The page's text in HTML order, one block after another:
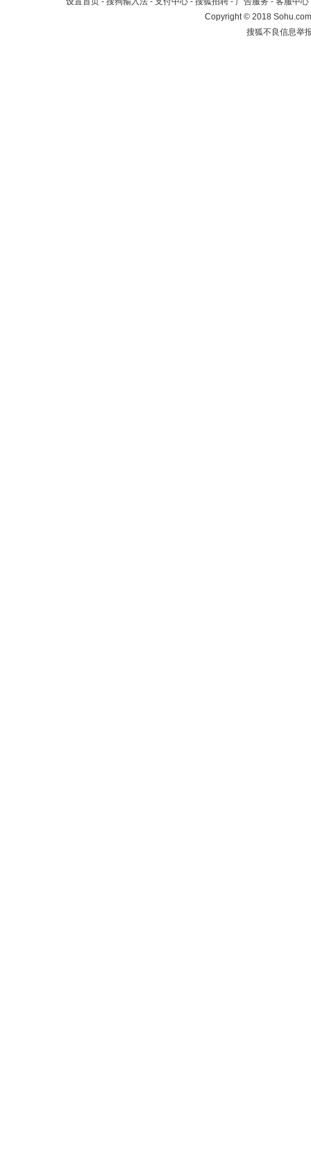
Copyright©2018
搜狐不良信息举